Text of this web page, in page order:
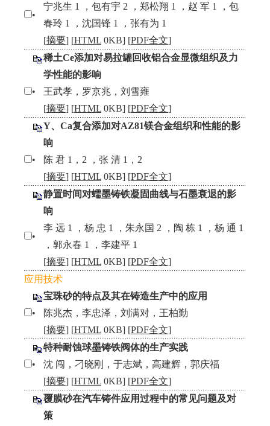
•
宁兆生 1 ，包有宇 2 ，郑松翔 1 ，赵 军 1 ，包
春玲 1 ，沈国锋 1 ，张有为 1
[摘要] [HTML 0KB] [PDF全文]
稀土Ce添加对易拉罐回收铝合金显微组织及力
学性能的影响
•
王武孝，罗京兆，刘雪雍
[摘要] [HTML 0KB] [PDF全文]
Y、Ca复合添加对AZ81镁合金组织和性能的影
响
•
陈 君 1，2 ，张 清 1，2
[摘要] [HTML 0KB] [PDF全文]
静置时间对蠕墨铸铁凝固曲线与石墨衰退的影
响
•
李 远 1 ，杨 忠 1 ，朱永国 2 ，陶 栋 1 ，杨 通 1
，郭永春 1 ，李建平 1
[摘要] [HTML 0KB] [PDF全文]
应用技术
宝珠砂的特点及其在铸造生产中的应用
•
陈兆杰，李忠泽，刘满对，王柏勤
[摘要] [HTML 0KB] [PDF全文]
特种耐蚀球墨铸铁阀体的生产实践
•
沈 闯，刁晓刚，于志斌，高建辉，郭庆福
[摘要] [HTML 0KB] [PDF全文]
覆膜砂在汽车铸件应用过程中的常见问题及对
策